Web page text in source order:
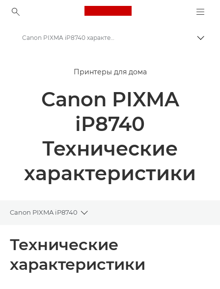
Canon Logo, back to
Принтеры Canon
Canon PIXMA iP8740 - Струйные фотопринтеры
Canon PIXMA iP8740 характеристики
Принтеры для дома
Canon PIXMA
iP8740
Технические
характеристики
Canon PIXMA iP8740
Toggle breadcrumbs
Технические характеристики
Технические
характеристики